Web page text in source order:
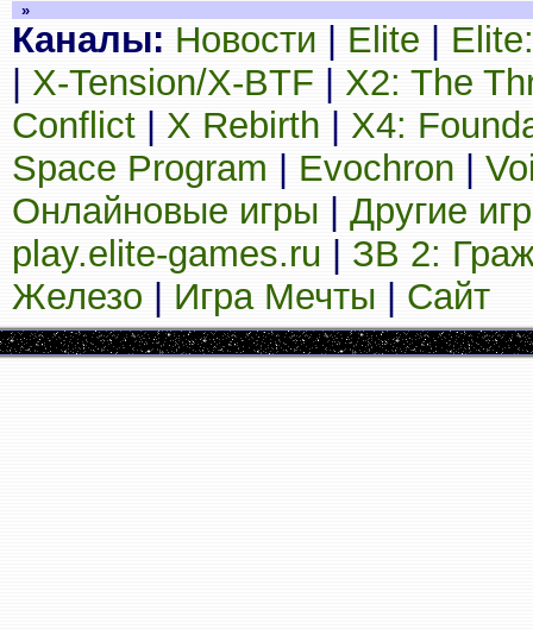
»
Каналы: Новости Elite
X-Tension/X-BTF
X2: The
Conflict
X Rebirth
X4:
Space Program
Evochron
Онлайновые игры
Другие
play.elite-games.ru
ЗВ 2:
Железо
Игра Мечты Сайт